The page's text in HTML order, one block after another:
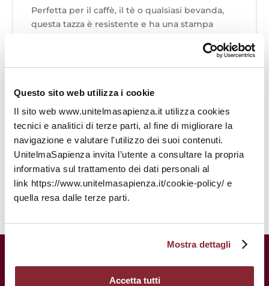
Questo sito web utilizza i cookie
Il sito web www.unitelmasapienza.it utilizza cookies
tecnici e analitici di terze parti, al fine di migliorare la
navigazione e valutare l'utilizzo dei suoi contenuti.
UnitelmaSapienza invita l’utente a consultare la propria
informativa sul trattamento dei dati personali al
link https://www.unitelmasapienza.it/cookie-policy/ e
quella resa dalle terze parti.
Mostra dettagli
Accetta tutti
Perfetta per il caffè, il tè o qualsiasi bevanda,
questa tazza è resistente e ha una stampa
• Capacità: 11 oz (325 ml)
• Senza piombo e BPA
• Sicura per microonde e lavastoviglie
Prodotta su richiesta per ridurre gli sprechi.
Grazie per la tua scelta responsabile!
centenaria al servizio del tuo futuro.